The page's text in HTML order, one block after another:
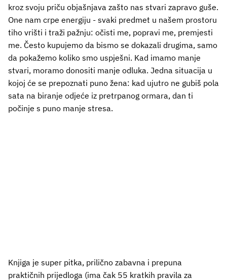
kroz svoju priču objašnjava zašto nas stvari zapravo guše.
One nam crpe energiju - svaki predmet u našem prostoru
tiho vrišti i traži pažnju: očisti me, popravi me, premjesti
me. Često kupujemo da bismo se dokazali drugima, samo
da pokažemo koliko smo uspješni. Kad imamo manje
stvari, moramo donositi manje odluka. Jedna situacija u
kojoj će se prepoznati puno žena: kad ujutro ne gubiš pola
sata na biranje odjeće iz pretrpanog ormara, dan ti
počinje s puno manje stresa.
Knjiga je super pitka, prilično zabavna i prepuna
praktičnih prijedloga (ima čak 55 kratkih pravila za